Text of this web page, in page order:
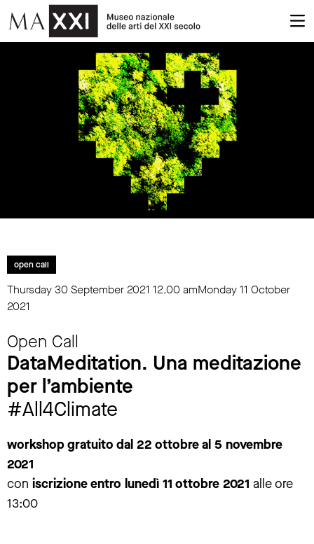
open call
Thursday 30 September 2021 12.00 amMonday 11 October
2021
Open Call
DataMeditation. Una meditazione
per l’ambiente
#All4Climate
workshop gratuito dal 22 ottobre al 5 novembre
2021
con iscrizione entro lunedì 11 ottobre 2021 alle ore
13:00